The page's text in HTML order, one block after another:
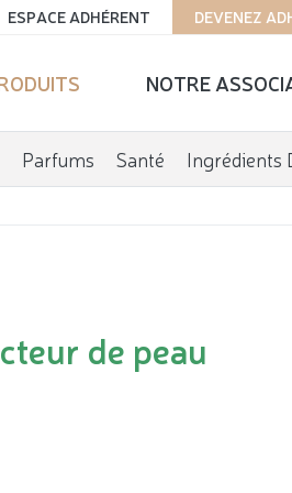
DEVENEZ
ESPACE ADHÉRENT
NOTRE
Parfums Santé Ingrédients
de peau